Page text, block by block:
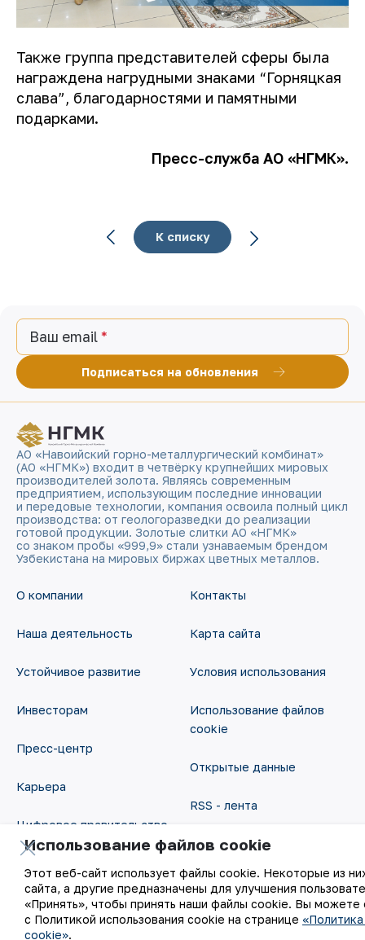
Также группа представителей сферы была
награждена нагрудными знаками “Горняцкая
слава”, благодарностями и памятными
подарками.
Пресс-служба АО «НГМК».
К списку
Ваш email
Подписаться на обновления
АО «Навоийский горно-металлургический комбинат»
(АО «НГМК») входит в четвёрку крупнейших мировых
производителей золота. Являясь современным
предприятием, использующим последние инновации
и передовые технологии, компания освоила полный цикл
производства: от геологоразведки до реализации
готовой продукции. Золотые слитки АО «НГМК»
со знаком пробы «999,9» стали узнаваемым брендом
Узбекистана на мировых биржах цветных металлов.
О компании
Наша деятельность
Устойчивое развитие
Инвесторам
Пресс-центр
Карьера
Цифровое правительство
Контакты
Карта сайта
Условия использования
Использование файлов
cookie
Открытые данные
RSS - лента
Использование файлов cookie
Этот веб-сайт использует файлы cookie. Некоторые из
сайта, а другие предназначены для улучшения
«Принять», чтобы принять наши файлы cookie. Вы можете
с Политикой использования cookie на странице
cookie».